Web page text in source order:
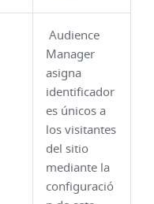
Audience
Manager
asigna
identificador
es únicos a
los visitantes
del sitio
mediante la
configuració